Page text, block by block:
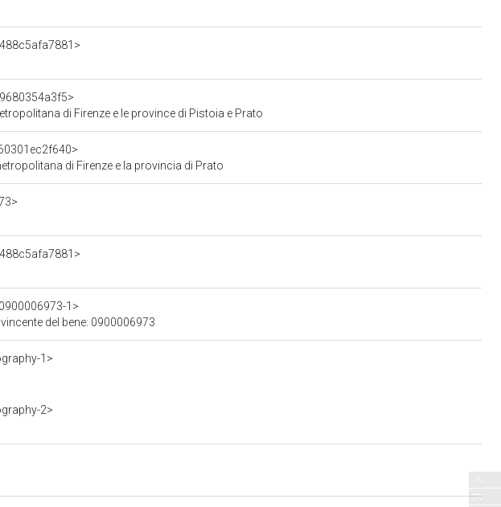
di Firenze e le province di Pistoia e Prato
di Firenze e la provincia di Prato
1>
del bene: 0900006973
1>
2>